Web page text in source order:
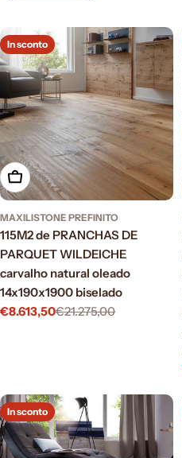
In sconto
Aggiungi al carrello
MAXILISTONE PREFINITO
115M2 de PRANCHAS DE
PARQUET WILDEICHE
carvalho natural oleado
14x190x1900 biselado
Prezzo
€8.613,50
Prezzo
€21.275,00
In sconto